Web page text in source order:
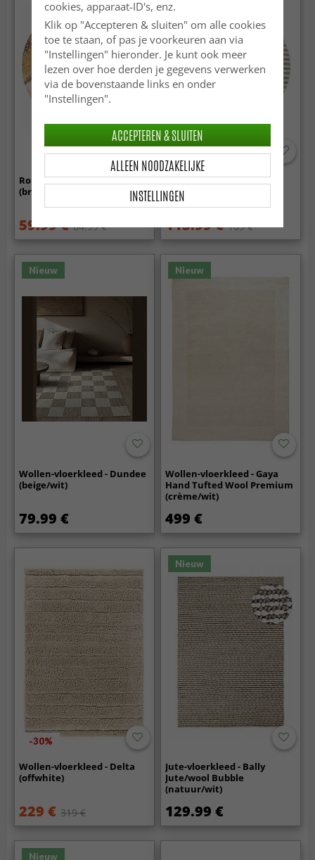
Rond vloerkleed - Padova
(bruin/wit/goud)
59.99 € 84.99 €
-30%
Ronde vloerkleden -
Indoor/Outdoor Baldwin
(cream/beige)
115.99 € 169 €
Nieuw
Wollen-vloerkleed - Dundee
(beige/wit)
79.99 €
Nieuw
Wollen-vloerkleed - Gaya
Hand Tufted Wool Premium
(crème/wit)
499 €
-30%
Wollen-vloerkleed - Delta
(offwhite)
229 € 319 €
Nieuw
Jute-vloerkleed - Bally
Jute/wool Bubble
(natuur/wit)
129.99 €
Nieuw
cookies, apparaat-ID's, enz.
Klik op "Accepteren & sluiten" om alle cookies
toe te staan, of pas je voorkeuren aan via
"Instellingen" hieronder. Je kunt ook meer
lezen over hoe derden je gegevens verwerken
via de bovenstaande links en onder
"Instellingen".
INSTELLINGEN
ALLEEN NOODZAKELIJKE
ACCEPTEREN & SLUITEN